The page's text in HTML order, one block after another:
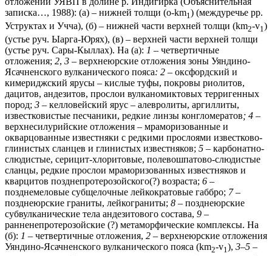
записка…, 1988): (а) – нижней толщи (o-km1 ) (междуречье рр.
Уструктах и Учча), (б) – нижней части верхней толщи (km2-v1)
(устье руч. Ыарга-Юрях), (в) – верхней части верхней толщи
(устье руч. Сары-Кыллах). На (а): 1 – четвертичные
отложения; 2, 3 – верхнеюрские отложения зоны Уяндино-
Ясачненского вулканического пояса: 2 – оксфордский и
кимериджский ярусы – кислые туфы, покровы риолитов,
дацитов, андезитов, прослои вулканомиктовых терригенных
пород; 3 – келловейский ярус – алевролиты, аргиллиты,
известковистые песчаники, редкие линзы конгломератов; 4 –
верхнесилурийские отложения – мраморизованные и
окварцованные известняки с редкими прослоями известково-
глинистых сланцев и глинистых известняков; 5 – карбонатно-
слюдистые, серицит-хлоритовые, полевошпатово-слюдистые
сланцы, редкие прослои мраморизованных известняков и
кварцитов позднепротерозойского(?) возраста; 6 –
позднемеловые субщелочные лейкократовые габбро; 7–
позднеюрские граниты, лейкограниты; 8 – позднеюрские
субвулканические тела андезитового состава, 9 –
ранненепротерозойские (?) метаморфические комплексы. На
(б): 1 – четвертичные отложения, 2 – верхнеюрские отложения
Уяндино-Ясачненского вулканического пояса (km2-v1), 3–5 –